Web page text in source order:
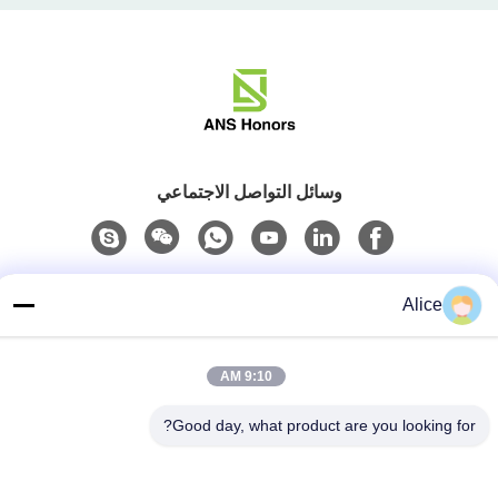
وسائل التواصل الاجتماعي
86-158-8106-2591
Alice
9:10 AM
Good day, what product are you looking for?